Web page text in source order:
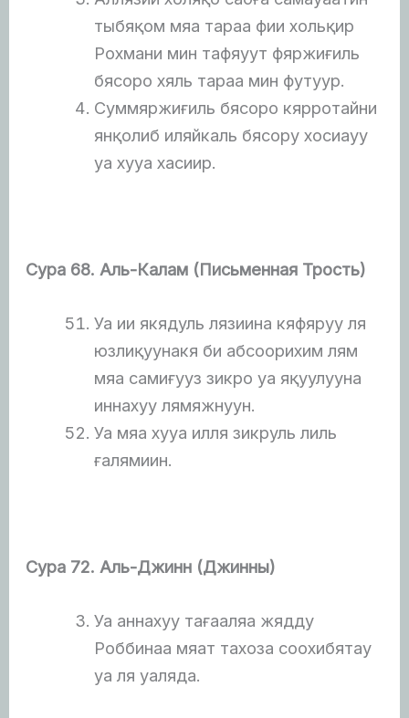
тыбяқом мяа тараа фии хольқир
Рохмани мин тафяуут фяржиғиль
бясоро хяль тараа мин футуур.
Суммяржиғиль бясоро кярротайни
янқолиб иляйкаль бясору хосиауу
уа хууа хасиир.
Сура 68. Аль-Калам (Письменная Трость)
Уа ии якядуль лязиина кяфяруу ля
юзлиқуунакя би абсоорихим лям
мяа самиғууз зикро уа яқуулууна
иннахуу лямяжнуун.
Уа мяа хууа илля зикруль лиль
ғалямиин.
Сура 72. Аль-Джинн (Джинны)
Уа аннахуу тағааляа жядду
Роббинаа мяат тахоза соохибятау
уа ля уаляда.